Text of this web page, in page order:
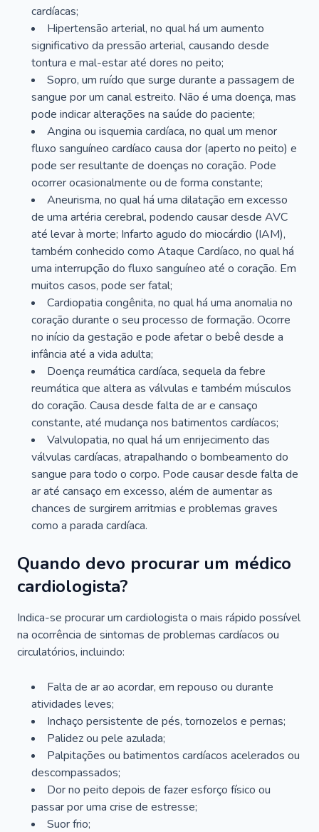
cardíacas;
Hipertensão arterial, no qual há um aumento
significativo da pressão arterial, causando desde
tontura e mal-estar até dores no peito;
Sopro, um ruído que surge durante a passagem de
sangue por um canal estreito. Não é uma doença, mas
pode indicar alterações na saúde do paciente;
Angina ou isquemia cardíaca, no qual um menor
fluxo sanguíneo cardíaco causa dor (aperto no peito) e
pode ser resultante de doenças no coração. Pode
ocorrer ocasionalmente ou de forma constante;
Aneurisma, no qual há uma dilatação em excesso
de uma artéria cerebral, podendo causar desde AVC
até levar à morte; Infarto agudo do miocárdio (IAM),
também conhecido como Ataque Cardíaco, no qual há
uma interrupção do fluxo sanguíneo até o coração. Em
muitos casos, pode ser fatal;
Cardiopatia congênita, no qual há uma anomalia no
coração durante o seu processo de formação. Ocorre
no início da gestação e pode afetar o bebê desde a
infância até a vida adulta;
Doença reumática cardíaca, sequela da febre
reumática que altera as válvulas e também músculos
do coração. Causa desde falta de ar e cansaço
constante, até mudança nos batimentos cardíacos;
Valvulopatia, no qual há um enrijecimento das
válvulas cardíacas, atrapalhando o bombeamento do
sangue para todo o corpo. Pode causar desde falta de
ar até cansaço em excesso, além de aumentar as
chances de surgirem arritmias e problemas graves
como a parada cardíaca.
Quando devo procurar um médico
cardiologista?
Indica-se procurar um cardiologista o mais rápido possível
na ocorrência de sintomas de problemas cardíacos ou
circulatórios, incluindo:
Falta de ar ao acordar, em repouso ou durante
atividades leves;
Inchaço persistente de pés, tornozelos e pernas;
Palidez ou pele azulada;
Palpitações ou batimentos cardíacos acelerados ou
descompassados;
Dor no peito depois de fazer esforço físico ou
passar por uma crise de estresse;
Suor frio;